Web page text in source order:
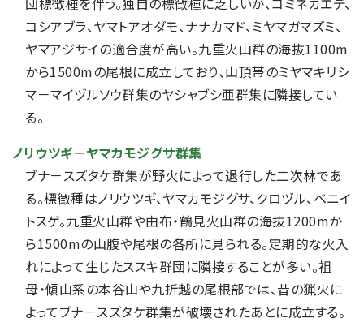
コシアブラ、ヤマトアオダモ、ナナカマド、ミヤマガマズミ、
ヤマアジサイの適合度が高い。九重火山群の海抜1100m
から1500mの尾根に成立しており、山頂帯のミヤマキリシ
マ－マイヅルソウ群集のヤシャブシ亜群集に隣接してい
る。
ノリウツギ－ヤマカモジグサ群集
ブナ－スズタケ群集が野火によって退行した二次林であ
る。標徴種はノリウツギ、ヤマカモジグサ、クロヅル、ベニイ
トスゲ。九重火山群や由布・鶴見火山群の海抜1200mか
ら1500mの山腹や尾根の各所に見られる。定期的な火入
れによって生じたススキ群団に隣接することが多い。祖
母・傾山系の本谷山や九折越の尾根部では、昔の猟火に
よってブナ－スズタケ群集が破壊されたあとに成立する。